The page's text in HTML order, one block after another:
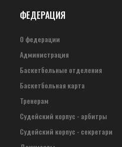
ФЕДЕРАЦИЯ
О федерации
Администрация
Баскетбольные отделения
Баскетбольная карта
Тренерам
Судейский корпус - арбитры
Судейский корпус - секретари